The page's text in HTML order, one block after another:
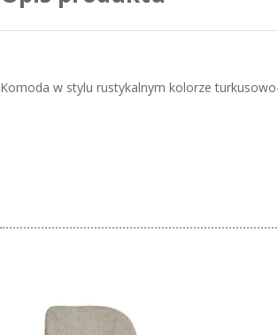
Komoda w stylu rustykalnym kolorze